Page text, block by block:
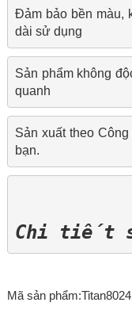
Đảm bảo bền màu,
dài sử dụng
Sản phẩm không
quanh
Sản xuất theo Công
bạn.
Chi tiết
Mã sản phẩm:Titan8024